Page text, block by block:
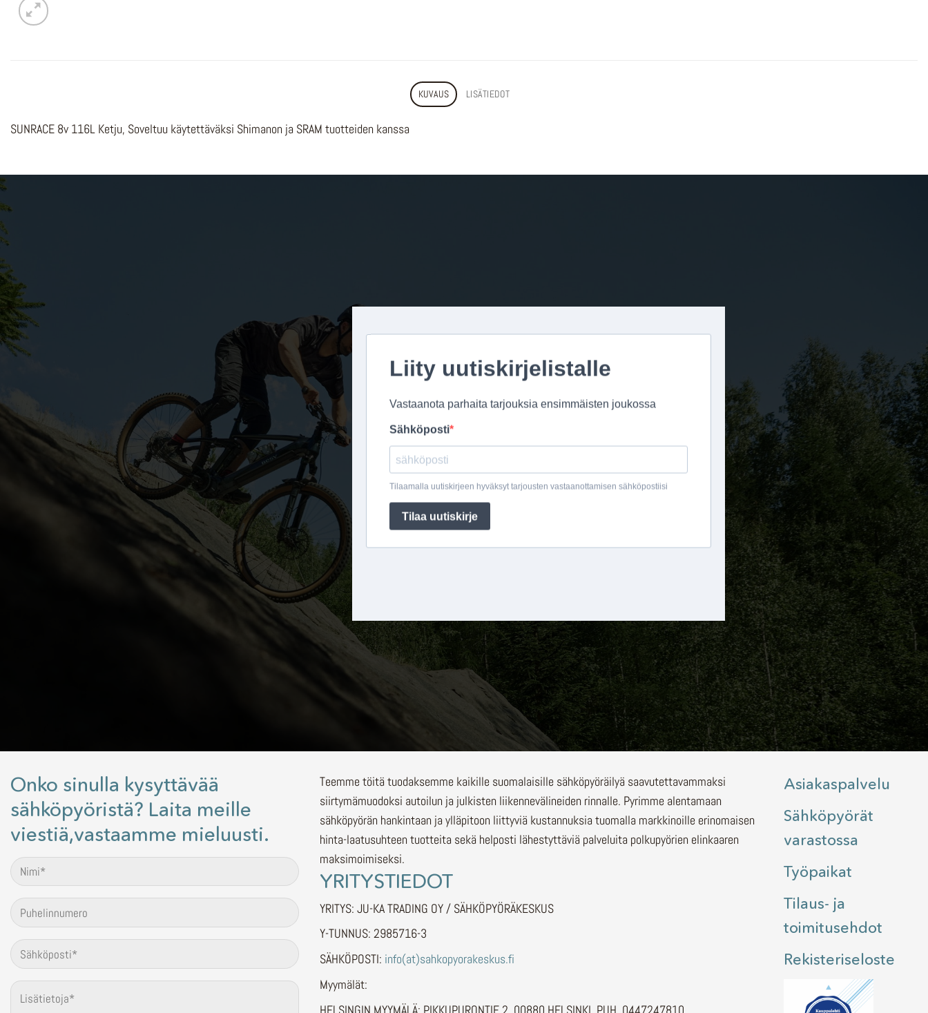
KUVAUS LISÄTIEDOT
SUNRACE 8v 116L Ketju, Soveltuu käytettäväksi Shimanon ja SRAM tuotteiden kanssa
Onko sinulla kysyttävää
sähköpyöristä? Laita meille
viestiä,vastaamme mieluusti.
Teemme töitä tuodaksemme kaikille suomalaisille sähköpyöräilyä saavutettavammaksi
siirtymämuodoksi autoilun ja julkisten liikennevälineiden rinnalle. Pyrimme alentamaan
sähköpyörän hankintaan ja ylläpitoon liittyviä kustannuksia tuomalla markkinoille erinomaisen
hinta-laatusuhteen tuotteita sekä helposti lähestyttäviä palveluita polkupyörien elinkaaren
maksimoimiseksi.
YRITYSTIEDOT
YRITYS: JU-KA TRADING OY / SÄHKÖPYÖRÄKESKUS
Y-TUNNUS: 2985716-3
SÄHKÖPOSTI: info(at)sahkopyorakeskus.fi
Myymälät:
Asiakaspalvelu
Sähköpyörät
varastossa
Työpaikat
Tilaus- ja
toimitusehdot
Rekisteriseloste